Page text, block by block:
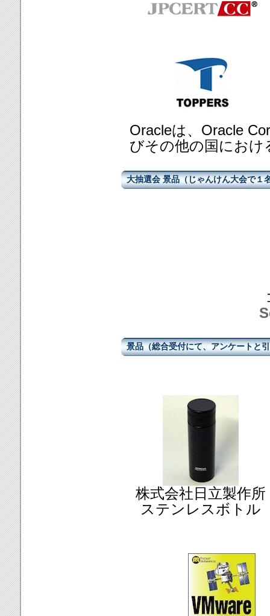
Oracleは、Oracle
びその他の国におけ
大抽選会 景品（じゃんけん大会で１
景品（総合受付にて、アンケートと
株式会社日立製作所
ステンレスボトル